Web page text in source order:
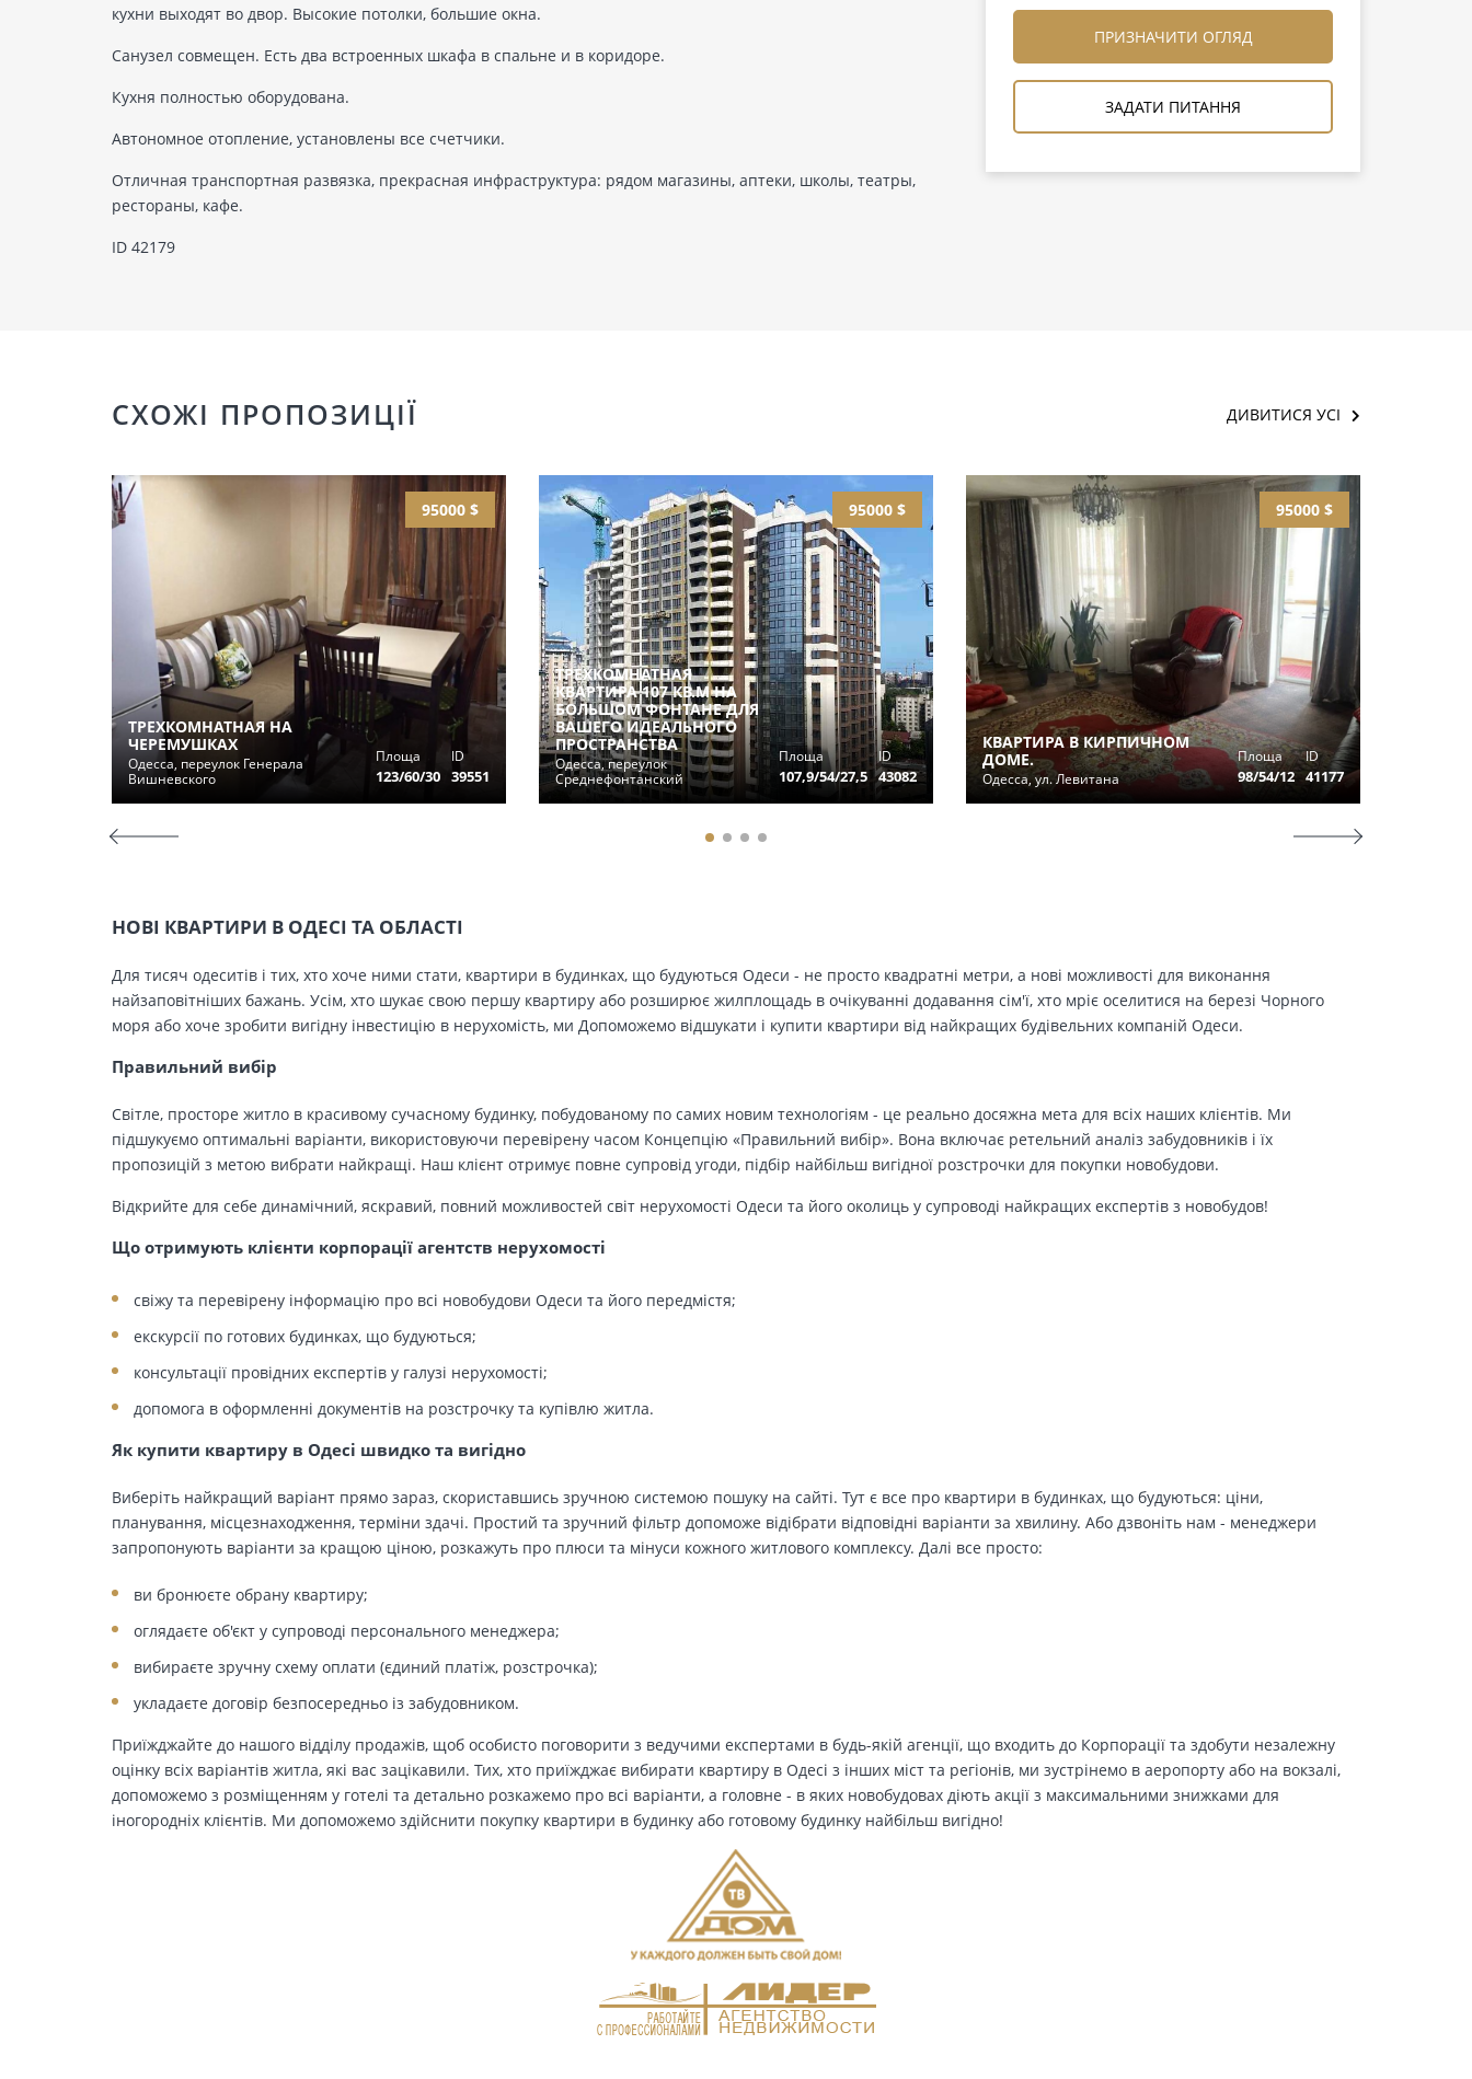
кухни выходят во двор. Высокие потолки, большие окна.
Санузел совмещен. Есть два встроенных шкафа в спальне и в коридоре.
Кухня полностью оборудована.
Автономное отопление, установлены все счетчики.
Отличная транспортная развязка, прекрасная инфраструктура: рядом магазины, аптеки, школы, театры,
рестораны, кафе.
ID 42179
ПРИЗНАЧИТИ ОГЛЯД
ЗАДАТИ ПИТАННЯ
СХОЖІ ПРОПОЗИЦІЇ ДИВИТИСЯ УСІ
95000 $
ТРЕХКОМНАТНАЯ НА
ЧЕРЕМУШКАХ
Одесса, переулок Генерала
Вишневского
Площа
123/60/30
ID
39551
95000 $
ТРЕХКОМНАТНАЯ
КВАРТИРА 107 КВ.М НА
БОЛЬШОМ ФОНТАНЕ ДЛЯ
ВАШЕГО ИДЕАЛЬНОГО
ПРОСТРАНСТВА
Одесса, переулок
Среднефонтанский
Площа
107,9/54/27,5
ID
43082
95000 $
КВАРТИРА В КИРПИЧНОМ
ДОМЕ.
Одесса, ул. Левитана
Площа
98/54/12
ID
41177
НОВІ КВАРТИРИ В ОДЕСІ ТА ОБЛАСТІ
Для тисяч одеситів і тих, хто хоче ними стати, квартири в будинках, що будуються Одеси - не просто квадратні метри, а нові можливості для виконання
найзаповітніших бажань. Усім, хто шукає свою першу квартиру або розширює жилплощадь в очікуванні додавання сім'ї, хто мріє оселитися на березі Чорного
моря або хоче зробити вигідну інвестицію в нерухомість, ми Допоможемо відшукати і купити квартири від найкращих будівельних компаній Одеси.
Правильний вибір
Світле, просторе житло в красивому сучасному будинку, побудованому по самих новим технологіям - це реально досяжна мета для всіх наших клієнтів. Ми
підшукуємо оптимальні варіанти, використовуючи перевірену часом Концепцію «Правильний вибір». Вона включає ретельний аналіз забудовників і їх
пропозицій з метою вибрати найкращі. Наш клієнт отримує повне супровід угоди, підбір найбільш вигідної розстрочки для покупки новобудови.
Відкрийте для себе динамічний, яскравий, повний можливостей світ нерухомості Одеси та його околиць у супроводі найкращих експертів з новобудов!
Що отримують клієнти корпорації агентств нерухомості
свіжу та перевірену інформацію про всі новобудови Одеси та його передмістя;
екскурсії по готових будинках, що будуються;
консультації провідних експертів у галузі нерухомості;
допомога в оформленні документів на розстрочку та купівлю житла.
Як купити квартиру в Одесі швидко та вигідно
Виберіть найкращий варіант прямо зараз, скориставшись зручною системою пошуку на сайті. Тут є все про квартири в будинках, що будуються: ціни,
планування, місцезнаходження, терміни здачі. Простий та зручний фільтр допоможе відібрати відповідні варіанти за хвилину. Або дзвоніть нам - менеджери
запропонують варіанти за кращою ціною, розкажуть про плюси та мінуси кожного житлового комплексу. Далі все просто:
ви бронюєте обрану квартиру;
оглядаєте об'єкт у супроводі персонального менеджера;
вибираєте зручну схему оплати (єдиний платіж, розстрочка);
укладаєте договір безпосередньо із забудовником.
Приїжджайте до нашого відділу продажів, щоб особисто поговорити з ведучими експертами в будь-якій агенції, що входить до Корпорації та здобути незалежну
оцінку всіх варіантів житла, які вас зацікавили. Тих, хто приїжджає вибирати квартиру в Одесі з інших міст та регіонів, ми зустрінемо в аеропорту або на вокзалі,
допоможемо з розміщенням у готелі та детально розкажемо про всі варіанти, а головне - в яких новобудовах діють акції з максимальними знижками для
іногородніх клієнтів. Ми допоможемо здійснити покупку квартири в будинку або готовому будинку найбільш вигідно!